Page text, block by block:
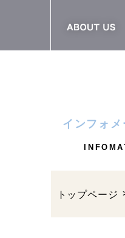
インフォメ
トップページ